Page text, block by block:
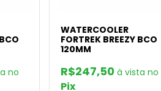
WATERCOOLER
FORTREK BREEZY BCO
120MM
R$247,50
Pix